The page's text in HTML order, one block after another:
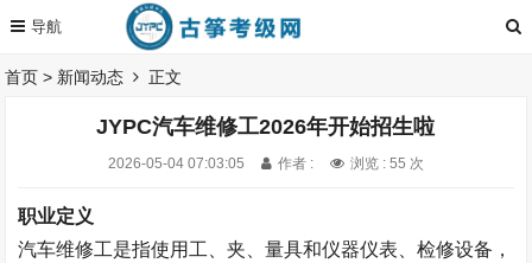
首页 > 新闻动态 正文
JYPC汽车维修工2026年开始招生啦
2026-05-04 07:03:05 作者 : 浏览 : 55 次
职业定义
汽车维修工是指使用工、夹、量具和仪器仪表、检修设备，